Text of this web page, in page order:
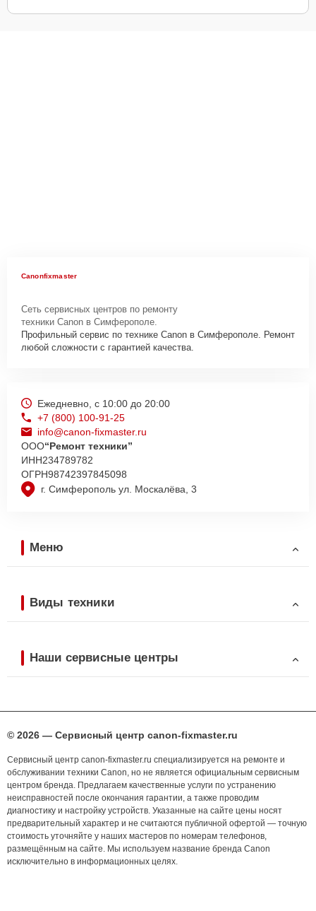
Canonfixmaster
Сеть сервисных центров по ремонту
техники Canon в Симферополе.
Профильный сервис по технике Canon в Симферополе. Ремонт
любой сложности с гарантией качества.
г. Симферополь ул. Москалёва, 3
Ежедневно, с 10:00 до 20:00
+7 (800) 100-91-25
info@canon-fixmaster.ru
ООО“Ремонт техники”
ИНН234789782
ОГРН98742397845098
Меню
Виды техники
Наши сервисные центры
© 2026 — Сервисный центр canon-fixmaster.ru
Сервисный центр canon-fixmaster.ru специализируется на ремонте и
обслуживании техники Canon, но не является официальным сервисным
центром бренда. Предлагаем качественные услуги по устранению
неисправностей после окончания гарантии, а также проводим
диагностику и настройку устройств. Указанные на сайте цены носят
предварительный характер и не считаются публичной офертой — точную
стоимость уточняйте у наших мастеров по номерам телефонов,
размещённым на сайте. Мы используем название бренда Canon
исключительно в информационных целях.